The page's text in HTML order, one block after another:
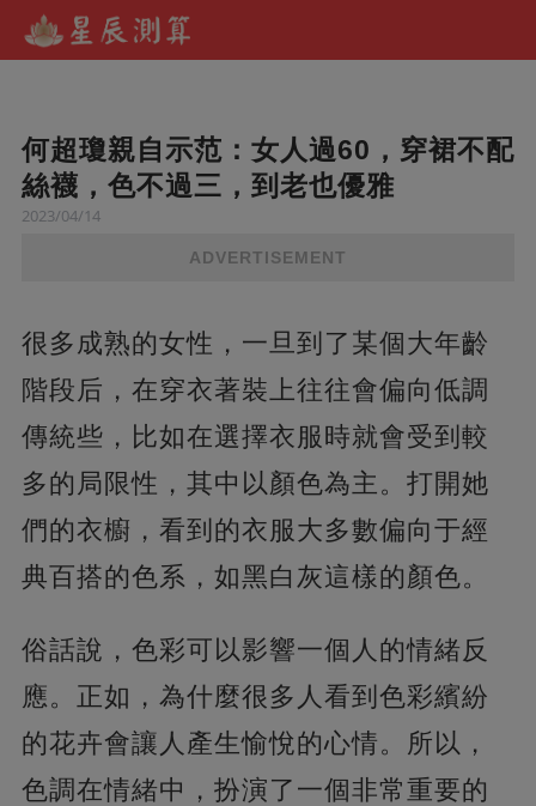
何超瓊親自示范：女人過60，穿裙不配
絲襪，色不過三，到老也優雅
2023/04/14
ADVERTISEMENT
很多成熟的女性，一旦到了某個大年齡
階段后，在穿衣著裝上往往會偏向低調
傳統些，比如在選擇衣服時就會受到較
多的局限性，其中以顏色為主。打開她
們的衣櫥，看到的衣服大多數偏向于經
典百搭的色系，如黑白灰這樣的顏色。
俗話說，色彩可以影響一個人的情緒反
應。正如，為什麼很多人看到色彩繽紛
的花卉會讓人產生愉悅的心情。所以，
色調在情緒中，扮演了一個非常重要的